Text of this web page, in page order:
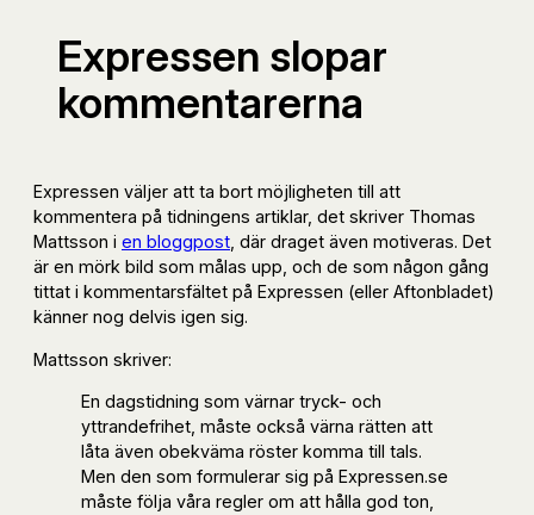
Expressen slopar
kommentarerna
Expressen väljer att ta bort möjligheten till att
kommentera på tidningens artiklar, det skriver Thomas
Mattsson i en bloggpost , där draget även motiveras. Det
är en mörk bild som målas upp, och de som någon gång
tittat i kommentarsfältet på Expressen (eller Aftonbladet)
känner nog delvis igen sig.
Mattsson skriver:
En dagstidning som värnar tryck- och
yttrandefrihet, måste också värna rätten att
låta även obekväma röster komma till tals.
Men den som formulerar sig på Expressen.se
måste följa våra regler om att hålla god ton,